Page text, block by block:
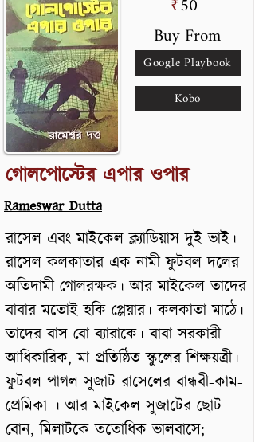
₹
Buy From
Google Playbook
Kobo
গোলপোস্টের এপার ওপার
Rameswar Dutta
রাসেল এবং মাইকেল ক্ল্যাডিয়াস দুই ভাই।
রাসেল কলকাতার এক নামী ফুটবল দলের
অতিদামী গোলরক্ষক। আর মাইকেল তাদের
বাবার মতোই হকি প্লেয়ার। কলকাতা মাঠে।
তাদের বাস বো ব্যারাকে। বাবা সরকারী
আধিকারিক, মা প্রতিষ্ঠিত স্কুলের শিক্ষয়ত্রী।
ফুটবল পাগল সুজাট রাসেলের বান্ধবী-কাম-
প্রেমিকা । আর মাইকেল সুজাটের ছোট
বোন, মিলাটকে ততোধিক ভালবাসে;